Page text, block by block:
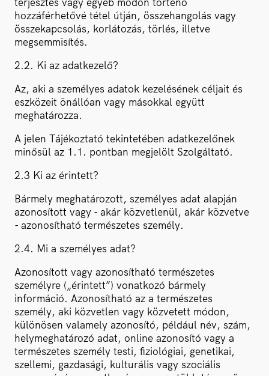
hozzáférhetővé tétel útján, összehangolás vagy
összekapcsolás, korlátozás, törlés, illetve
megsemmisítés.
2.2. Ki az adatkezelő?
Az, aki a személyes adatok kezelésének céljait és
eszközeit önállóan vagy másokkal együtt
meghatározza.
A jelen Tájékoztató tekintetében adatkezelőnek
minősül az 1.1. pontban megjelölt Szolgáltató.
2.3 Ki az érintett?
Bármely meghatározott, személyes adat alapján
azonosított vagy - akár közvetlenül, akár közvetve
- azonosítható természetes személy.
2.4. Mi a személyes adat?
Azonosított vagy azonosítható természetes
személyre („érintett”) vonatkozó bármely
információ. Azonosítható az a természetes
személy, aki közvetlen vagy közvetett módon,
különösen valamely azonosító, például név, szám,
helymeghatározó adat, online azonosító vagy a
természetes személy testi, fiziológiai, genetikai,
szellemi, gazdasági, kulturális vagy szociális